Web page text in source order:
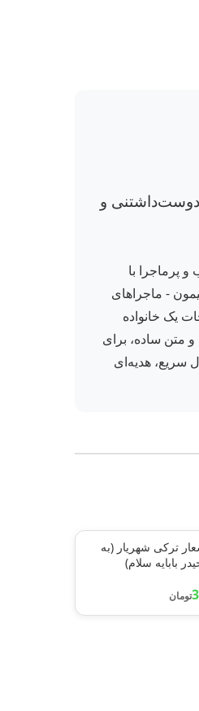
دوست‌داشتنی و
پرماجرا با
- ماجراهای
یک خانواده
متن ساده، برای
سریع، هدیه‌ای
ترکی شهریار (به
بابایه سلام)
تومان